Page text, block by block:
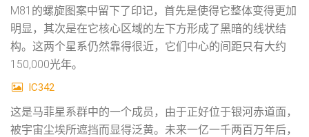
M81的螺旋图案中留下了印记，首先是使得它整体变得更加
明显，其次是在它核心区域的左下方形成了黑暗的线状结
构。这两个星系仍然靠得很近，它们中心的间距只有大约
150,000光年。
IC342
这是马菲星系群中的一个成员，由于正好位于银河赤道面，
被宇宙尘埃所遮挡而显得泛黄。未来一亿一千两百万年后，